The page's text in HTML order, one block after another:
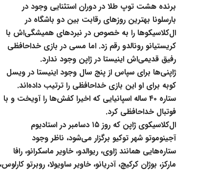
برنده هشت توپ طلا در دوران استثنایی وجود در
بارسلونا بهترین ‌روزهای رقابت بین دو باشگاه در
ال‌کلاسیکوها را به خصوص در ‌نبردهای همیشگی‌اش با
کریستیانو رونالدو رقم زد. اما مسی در بازی ‌خداحافظی
رفیق قدیمی‌اش اینیستا در ژاپن وجود ندارد. ‌
ژاپنی‌ها برای سپاس از پنج سال وجود اینیستا در ویسل
کوبه برای ‌او این بازی خداحافظی را ترتیب داده‌اند.
ستاره ۴۰ ساله اسپانیایی که ‌اخیرا کفش‌ها را آویخت و با
فوتبال خداحافظی کرد. ‌
ال‌کلاسیکوی ژاپن که روز ۱۵ دسامبر در استادیوم
آجینوموتو شهر ‌توکیو برگزار می‌شود، ناظر وجود
ستاره‌هایی همانند ژاوی، ریوالدو، ‌خاویر ماسکرانو، رافا
مارکز، بوژان کرکیچ، آدریانو، خاویر ساویولا، روبرتو ‌کارلوس،